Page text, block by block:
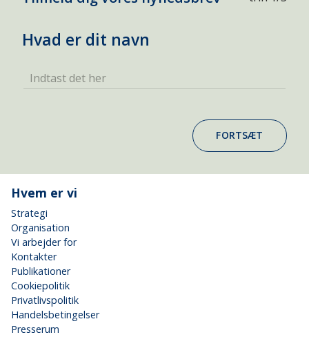
Hvad er dit navn
Indtast det her
FORTSÆT
Hvem er vi
Strategi
Organisation
Vi arbejder for
Kontakter
Publikationer
Cookiepolitik
Privatlivspolitik
Handelsbetingelser
Presserum